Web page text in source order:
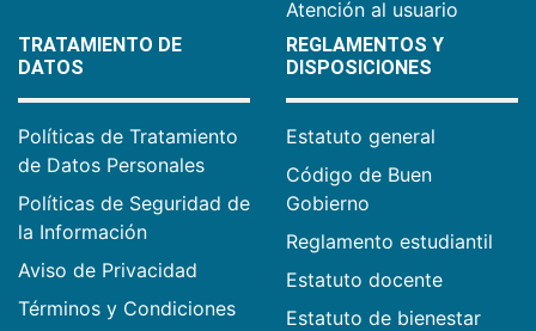
Atención al usuario
TRATAMIENTO DE
DATOS
Políticas de Tratamiento
de Datos Personales
Políticas de Seguridad de
la Información
Aviso de Privacidad
Términos y Condiciones
REGLAMENTOS Y
DISPOSICIONES
Estatuto general
Código de Buen
Gobierno
Reglamento estudiantil
Estatuto docente
Estatuto de bienestar